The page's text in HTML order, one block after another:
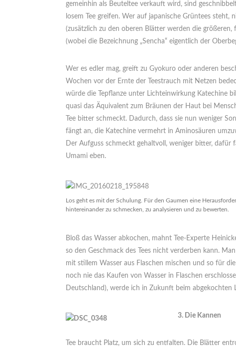
gemeinhin als Beuteltee verkauft wird, sind
losem Tee greifen. Wer auf japanische Grüntees
(zusätzlich zu den oberen Blätter werden die
(wobei die Bezeichnung „Sencha“ eigentlich der
Wer es edler mag, greift zu Gyokuro oder anderen
Wochen vor der Ernte der Teestrauch mit Netzen
würde die Tepflanze unter Lichteinwirkung Katechine
quasi das Äquivalent zum Bräunen der Haut bei
Tee bitter schmeckt. Dadurch, dass sie nun weniger
fängt an, die Katechine vermehrt in Aminosäuren
Der Aufguss schmeckt gehaltvoll, weniger bitter, dafür
Umami eben.
Los geht es mit der Schulung. Für den Gaumen eine
hintereinander zu schmecken, zu analysieren und zu bewerten.
Bloß das Wasser abkochen, mahnt Tee-Experte
so den Geschmack des Tees nicht verderben kann.
mit stillem Wasser aus Flaschen mischen und so für
noch nie das Kaufen von Wasser in Flaschen
Deutschland), werde ich in Zukunft beim abgekochten
3. Die Kannen
Tee braucht Platz, um sich zu entfalten. Die Blätter